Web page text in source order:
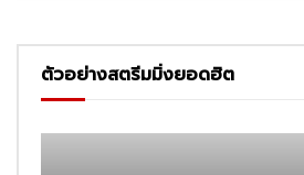
ตัวอย่างสตรีมมิ่งยอดฮิต